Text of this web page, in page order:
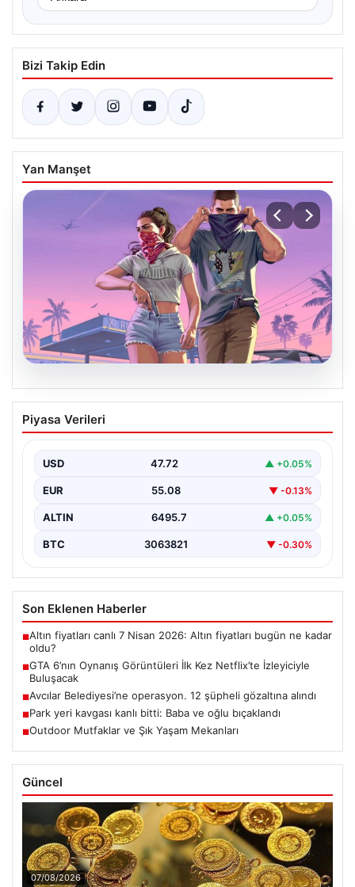
Bizi Takip Edin
Yan Manşet
06.08.2026
GTA 6’nın Oynanış Görüntüleri İlk Kez
Netflix’te İzleyiciyle Buluşacak
olan Grand Theft Auto 6'nın oynanış videosunun 27…
Piyasa Verileri
USD 47.72 ▲ +0.05%
EUR 55.08 ▼ -0.13%
ALTIN 6495.7 ▲ +0.05%
BTC 3063821 ▼ -0.30%
Son Eklenen Haberler
■Altın fiyatları canlı 7 Nisan 2026: Altın fiyatları bugün ne kadar
oldu?
■GTA 6’nın Oynanış Görüntüleri İlk Kez Netflix’te İzleyiciyle
Buluşacak
■Avcılar Belediyesi’ne operasyon. 12 şüpheli gözaltına alındı
■Park yeri kavgası kanlı bitti: Baba ve oğlu bıçaklandı
■Outdoor Mutfaklar ve Şık Yaşam Mekanları
Güncel
07/08/2026